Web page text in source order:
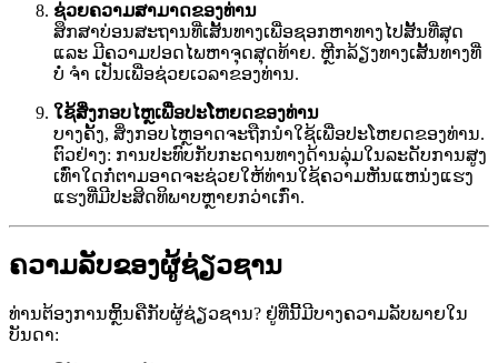
ຊ່ວຍຄວາມສາມາດຂອງທ່ານ
ສຶກສາບ່ອນສະຖານທີ່ເສັ້ນທາງເພື່ອຊອກຫາທາງໄປສັ້ນທີ່ສຸດ
ແລະ ມີຄວາມປອດໄພຫາຈຸດສຸດທ້າຍ. ຫຼີກລ້ຽງທາງເສັ້ນທາງທີ່
ບໍ່ ຈຳ ເປັນເພື່ອຊ່ວຍເວລາຂອງທ່ານ.
ໃຊ້ສິ່ງກອບໄຫຼເພື່ອປະໂຫຍດຂອງທ່ານ
ບາງຄັ້ງ, ສິ່ງກອບໄຫຼອາດຈະຖືກນໍາໃຊ້ເພື່ອປະໂຫຍດຂອງທ່ານ.
ຕົວຢ່າງ: ການປະທົບກັບກະດານທາງດ້ານລຸ່ມໃນລະດັບການສູງ
ເທົ່າໃດກໍ່ຕາມອາດຈະຊ່ວຍໃຫ້ທ່ານໃຊ້ຄວາມຫັນແຫນ່ງແຮງ
ແຮງທີ່ມີປະສິດທິພາບຫຼາຍກວ່າເກົ່າ.
ຄວາມລັບຂອງຜູ້ຊ່ຽວຊານ
ທ່ານຕ້ອງການຫຼິ້ນຄືກັບຜູ້ຊ່ຽວຊານ? ຢູ່ທີ່ນີ້ມີບາງຄວາມລັບພາຍໃນ
ບັນດາ: